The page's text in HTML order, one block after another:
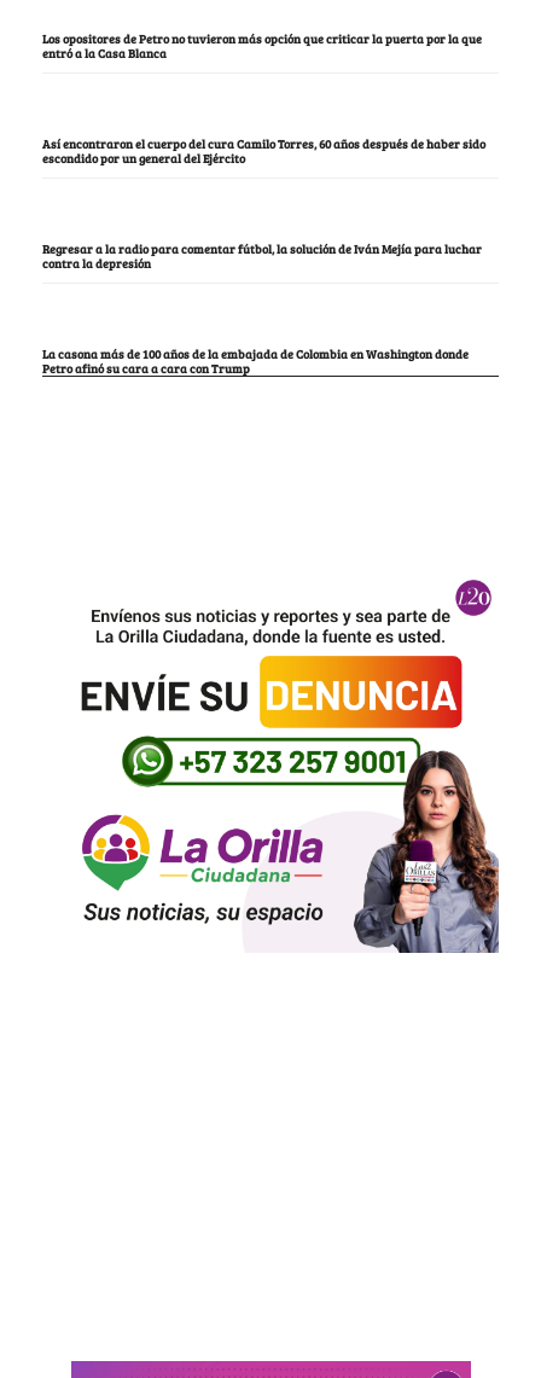
Los opositores de Petro no tuvieron más opción que criticar la puerta por la que
entró a la Casa Blanca
Así encontraron el cuerpo del cura Camilo Torres, 60 años después de haber sido
escondido por un general del Ejército
Regresar a la radio para comentar fútbol, la solución de Iván Mejía para luchar
contra la depresión
La casona más de 100 años de la embajada de Colombia en Washington donde
Petro afinó su cara a cara con Trump